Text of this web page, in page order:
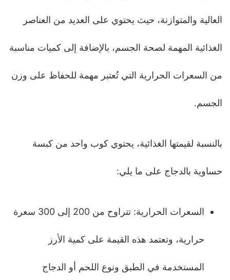
العالية والمتوازنة، حيث يحتوي على العديد من العناصر
الغذائية المهمة لصحة الجسم، بالإضافة إلى كميات مناسبة
من السعرات الحرارية التي تُعتبر مهمة للحفاظ على وزن
الجسم.
بالنسبة لقيمتها الغذائية، يحتوي كوب واحد من كبسة
حساوية بالدجاج على ما يلي:
السعرات الحرارية: تتراوح من 200 إلى 300 سعرة
حرارية، وتعتمد هذه القيمة على كمية الأرز
المستخدمة في الطبق ونوع اللحم أو الدجاج